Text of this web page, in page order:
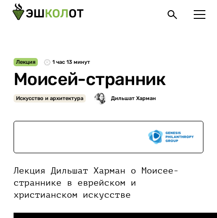
Моисей-странник
Лекция 1 час 13 минут
Искусство и архитектура
Лекция Дильшат Харман о Моисее-
страннике в еврейском и
христианском искусстве
При поддержке